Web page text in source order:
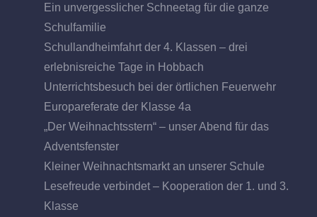
Ein unvergesslicher Schneetag für die ganze
Schulfamilie
Schullandheimfahrt der 4. Klassen – drei
erlebnisreiche Tage in Hobbach
Unterrichtsbesuch bei der örtlichen Feuerwehr
Europareferate der Klasse 4a
„Der Weihnachtsstern“ – unser Abend für das
Adventsfenster
Kleiner Weihnachtsmarkt an unserer Schule
Lesefreude verbindet – Kooperation der 1. und 3.
Klasse